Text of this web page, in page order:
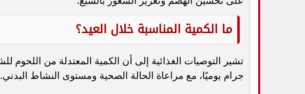
ما الكمية المناسبة خلال العيد؟
جرام يوميًا، مع مراعاة الحالة الصحية ومستوى النشاط البدني.